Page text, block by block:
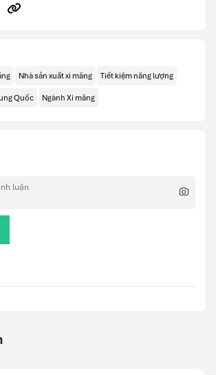
Nhà sản xuất xi măng Tiết kiệm năng lượng
Quốc Ngành Xi măng